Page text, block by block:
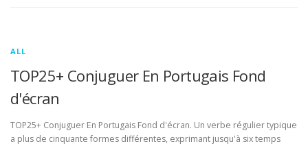
ALL
TOP25+ Conjuguer En Portugais Fond
d'écran
TOP25+ Conjuguer En Portugais Fond d'écran. Un verbe régulier typique
a plus de cinquante formes différentes, exprimant jusqu'à six temps